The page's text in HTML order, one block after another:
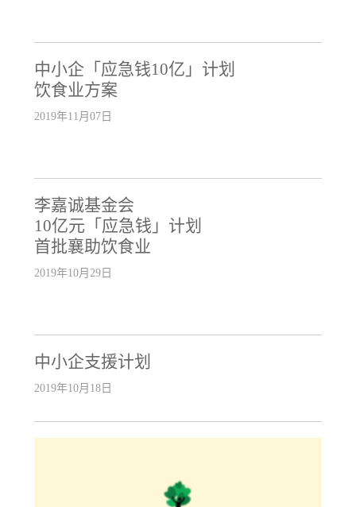
中小企「应急钱10亿」计划
饮食业方案
2019年11月07日
李嘉诚基金会
10亿元「应急钱」计划
首批襄助饮食业
2019年10月29日
中小企支援计划
2019年10月18日